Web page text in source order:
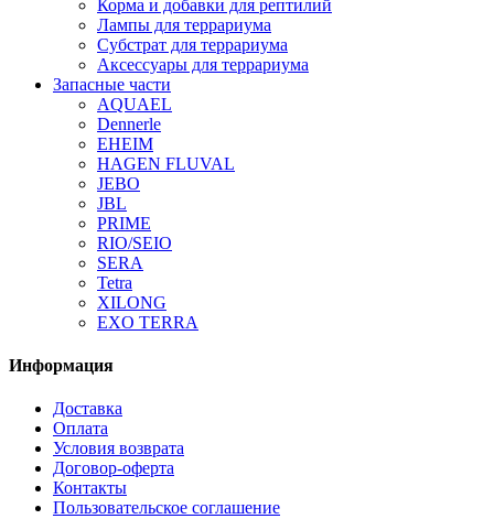
Корма и добавки для рептилий
Лампы для террариума
Субстрат для террариума
Аксессуары для террариума
Запасные части
AQUAEL
Dennerle
EHEIM
HAGEN FLUVAL
JEBO
JBL
PRIME
RIO/SEIO
SERA
Tetra
XILONG
EXO TERRA
Информация
Доставка
Оплата
Условия возврата
Договор-оферта
Контакты
Пользовательское соглашение